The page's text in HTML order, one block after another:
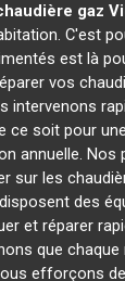
gaz
C'est
est là
vos
intervenons
ce soit pour
annuelle.
sur les
des
et réparer
que
efforçons